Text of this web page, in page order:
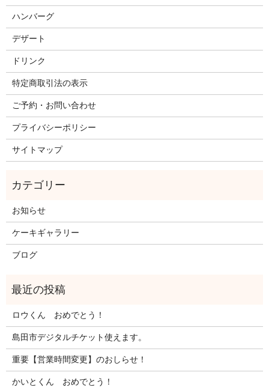
ハンバーグ
デザート
ドリンク
特定商取引法の表示
ご予約・お問い合わせ
プライバシーポリシー
サイトマップ
お知らせ
ケーキギャラリー
ブログ
ロウくん おめでとう！
島田市デジタルチケット使えます。
重要【営業時間変更】のおしらせ！
かいとくん おめでとう！